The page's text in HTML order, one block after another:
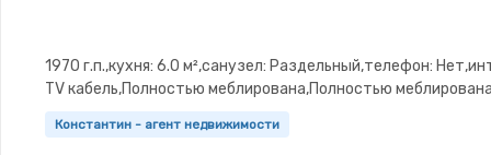
1970 г.п.,кухня: 6.0 м²,санузел: Раздельный,телефон:
TV кабель,Полностью меблирована,Полностью
Рядом охраняемая стоянка,Домофон,Кодовый
окна,Новая сантехника,Кондиционер
Константин - агент недвижимости